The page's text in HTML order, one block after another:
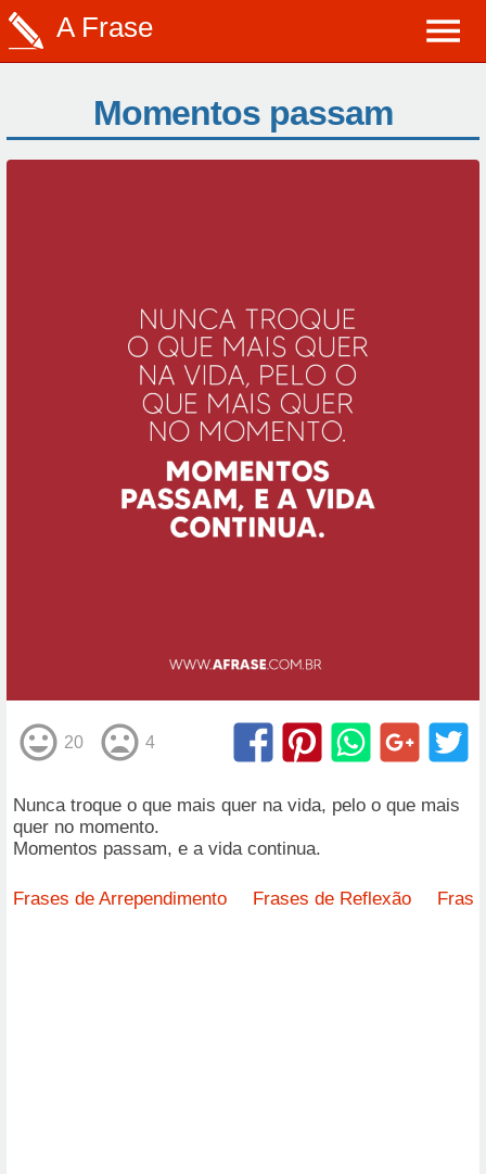
A Frase
Momentos passam
20 4
Nunca troque o que mais quer na vida, pelo o que mais
quer no momento.
Momentos passam, e a vida continua.
Frases de Arrependimento Frases de Reflexão